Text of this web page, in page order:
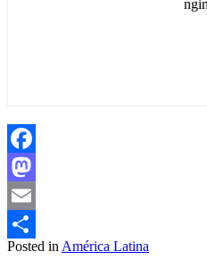
Facebook
Mastodon
Email
Compartir
Posted in América Latina